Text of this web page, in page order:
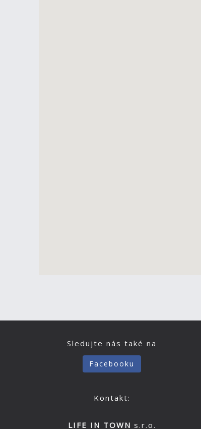
Sledujte nás také na
Facebooku
Kontakt:
LIFE IN TOWN s.r.o.